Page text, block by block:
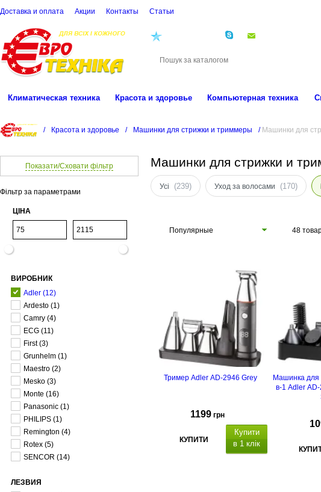
Доставка и оплата Акции Контакты Cтатьи
Климатическая техника Красота и здоровье Компьютерная техника
/ Красота и здоровье / Машинки для стрижки и триммеры / Машинки для
Показати/Сховати фільтр
Фільтр за параметрами
ЦІНА
ВИРОБНИК
Adler (12)
Ardesto (1)
Camry (4)
ECG (11)
First (3)
Grunhelm (1)
Maestro (2)
Mesko (3)
Monte (16)
Panasonic (1)
PHILIPS (1)
Remington (4)
Rotex (5)
SENCOR (14)
ЛЕЗВИЯ
Машинки для стрижки и
Усі (239) Уход за волосами (170)
Популярные 48
Тример Adler AD-2946 Grey
1199 грн
КУПИТИ
Купити
в 1 клік
Машинка для
в-1 Adler